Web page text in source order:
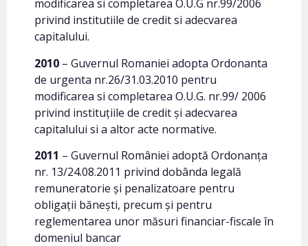
modificarea si completarea O.U.G nr.99/2006
privind institutiile de credit si adecvarea
capitalului.
2010 – Guvernul Romaniei adopta Ordonanta
de urgenta nr.26/31.03.2010 pentru
modificarea si completarea O.U.G. nr.99/ 2006
privind instituțiile de credit și adecvarea
capitalului si a altor acte normative.
2011 – Guvernul României adoptă Ordonanţa
nr. 13/24.08.2011 privind dobânda legală
remuneratorie şi penalizatoare pentru
obligaţii băneşti, precum şi pentru
reglementarea unor măsuri financiar-fiscale în
domeniul bancar